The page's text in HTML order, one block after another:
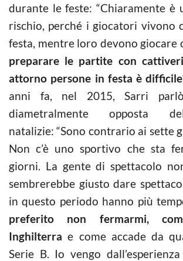
durante le feste: “Chiaramente è
rischio, perché i giocatori vivono
festa, mentre loro devono giocare
preparare le partite con
attorno persone in festa è difficile
anni fa, nel 2015, Sarri
diametralmente opposta
natalizie: “Sono contrario ai sette
Non c’è uno sportivo che sta
giorni. La gente di spettacolo
sembrerebbe giusto dare
in questo periodo hanno più
preferito non fermarmi,
Inghilterra e come accade da
Serie B. Io vengo